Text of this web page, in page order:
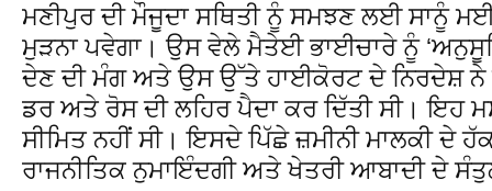
ਮਣੀਪੁਰ ਦੀ ਮੌਜੂਦਾ ਸਥਿਤੀ ਨੂੰ ਸਮਝਣ ਲਈ ਸਾਨੂੰ
ਮੁੜਨਾ ਪਵੇਗਾ। ਉਸ ਵੇਲੇ ਮੈਤੇਈ ਭਾਈਚਾਰੇ ਨੂੰ
ਦੇਣ ਦੀ ਮੰਗ ਅਤੇ ਉਸ ਉੱਤੇ ਹਾਈਕੋਰਟ ਦੇ ਨਿਰਦੇਸ਼ ਨੇ
ਡਰ ਅਤੇ ਰੋਸ ਦੀ ਲਹਿਰ ਪੈਦਾ ਕਰ ਦਿੱਤੀ ਸੀ। ਇਹ
ਸੀਮਿਤ ਨਹੀਂ ਸੀ। ਇਸਦੇ ਪਿੱਛੇ ਜ਼ਮੀਨੀ ਮਾਲਕੀ ਦੇ
ਰਾਜਨੀਤਿਕ ਨੁਮਾਇੰਦਗੀ ਅਤੇ ਖੇਤਰੀ ਆਬਾਦੀ ਦੇ